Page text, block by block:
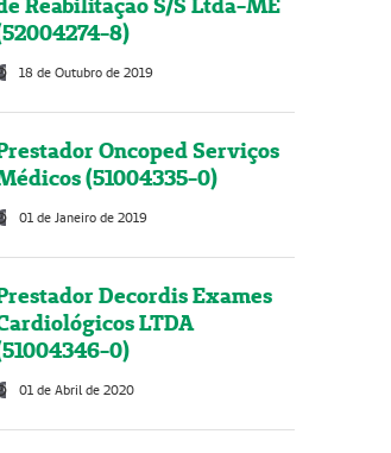
Reabilitação S/S Ltda-ME
8)
18 de Outubro de 2019
Oncoped Serviços
(51004335-0)
01 de Janeiro de 2019
Decordis Exames
LTDA
0)
01 de Abril de 2020